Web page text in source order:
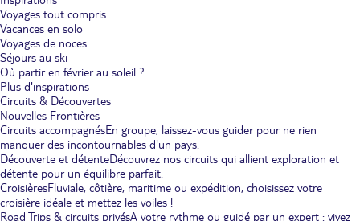
Voyages tout compris
Vacances en solo
Voyages de noces
Séjours au ski
Où partir en février au soleil ?
Plus d'inspirations
Circuits & Découvertes
Nouvelles Frontières
Circuits accompagnésEn groupe, laissez-vous guider pour ne rien
manquer des incontournables d'un pays.
Découverte et détenteDécouvrez nos circuits qui allient exploration et
détente pour un équilibre parfait.
CroisièresFluviale, côtière, maritime ou expédition, choisissez votre
croisière idéale et mettez les voiles !
Road Trips & circuits privésA votre rythme ou guidé par un expert : vivez